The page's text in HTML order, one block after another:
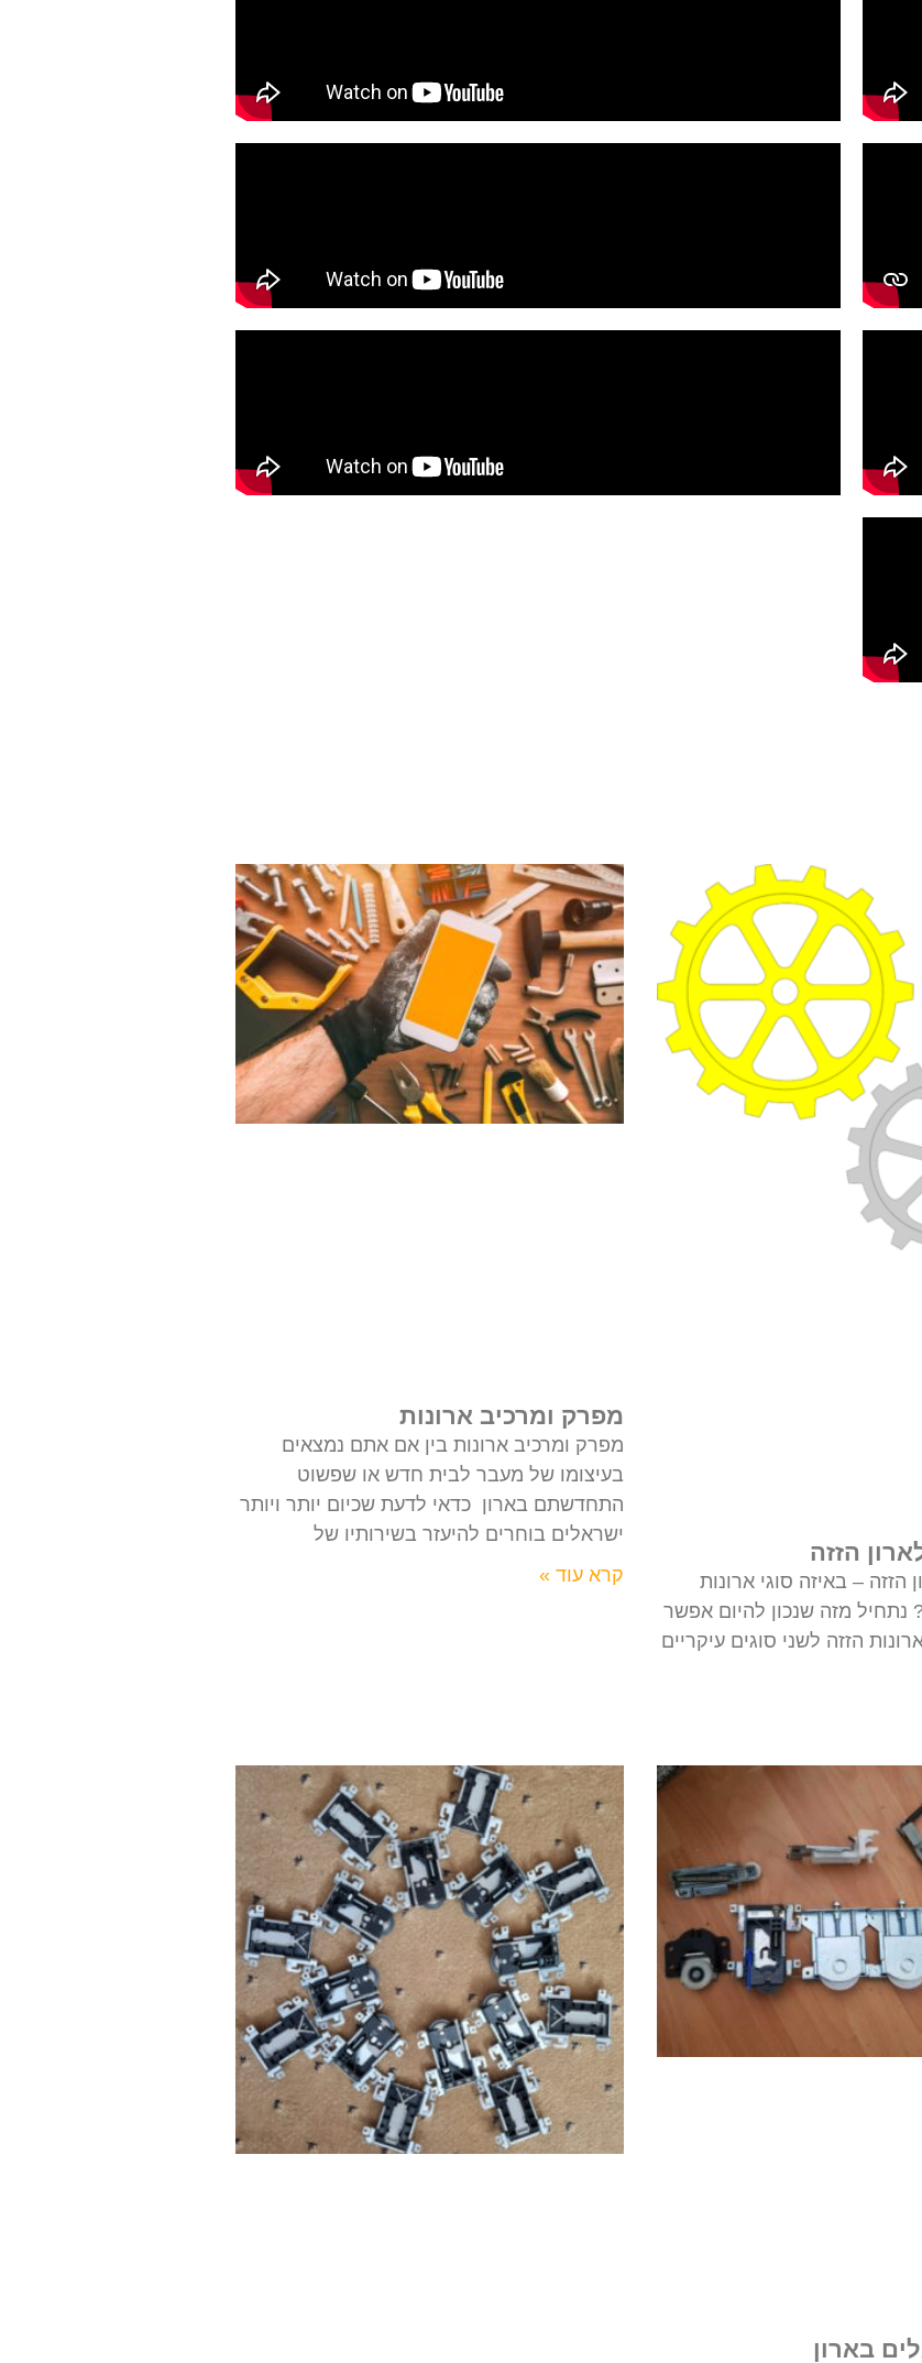
הזזה
הזזה – באיזה סוגי ארונות
נתחיל מזה שנכון להיום אפשר
הזזה לשני סוגים עיקריים
מפרק ומרכיב ארונות
מפרק ומרכיב ארונות בין אם אתם נמצאים
בעיצומו של מעבר לבית חדש או שפשוט
התחדשתם בארון כדאי לדעת שכיום יותר ויותר
ישראלים בוחרים להיעזר בשירותיו של
קרא עוד »
בארון